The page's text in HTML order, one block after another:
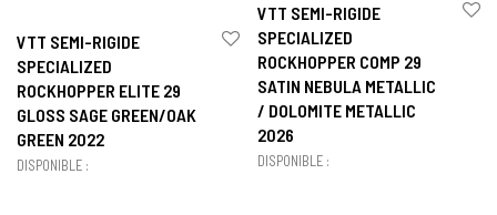
VTT SEMI-RIGIDE
SPECIALIZED
ROCKHOPPER ELITE 29
GLOSS SAGE GREEN/OAK
GREEN 2022
DISPONIBLE :
VTT SEMI-RIGIDE
SPECIALIZED
ROCKHOPPER COMP 29
SATIN NEBULA METALLIC
/ DOLOMITE METALLIC
2026
DISPONIBLE :